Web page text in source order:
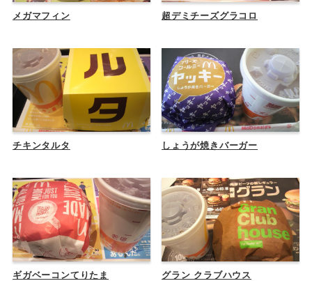
メガマフィン 超デミチーズグラコロ
チキンタルタ しょうが焼きバーガー
ギガベーコンてりたま グラン クラブハウス